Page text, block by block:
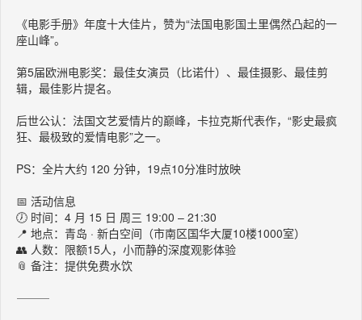
《电影手册》年度十大佳片，赞为“法国电影国土里偶然凸起的一
座山峰”。
第5届欧洲电影奖：最佳女演员（比诺什）、最佳摄影、最佳剪
辑，最佳影片提名。
后世公认：法国文艺爱情片的巅峰，卡拉克斯代表作，“影史最疯
狂、最极致的爱情电影”之一。
PS：全片大约 120 分钟，19点10分准时放映
📅 活动信息
🕖 时间：4 月 15 日 周三 19:00 – 21:30
📍 地点：青岛 · 新白空间（市南区国华大厦10楼1000室）
👥 人数：限额15人，小而静的深度观影体验
📎 备注：提供免费水饮
⸻